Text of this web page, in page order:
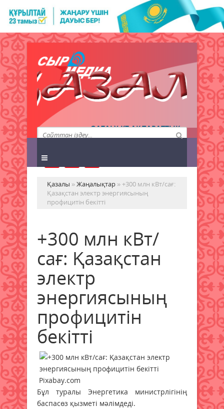
QAZALY.KZ АҚПАРАТТЫҚ
АГЕНТТІГІ
Қазалы »Жаңалықтар » +300 млн кВт/сағ:
Қазақстан электр энергиясының
профицитін бекітті
+300 млн кВт/
сағ: Қазақстан
электр
энергиясының
профицитін
бекітті
Pixabay.com
Бұл туралы Энергетика министрлігінің
баспасөз қызметі мәлімдеді.